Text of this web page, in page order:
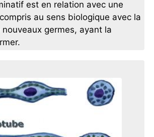
est en relation avec une
au sens biologique avec la
germes, ayant la